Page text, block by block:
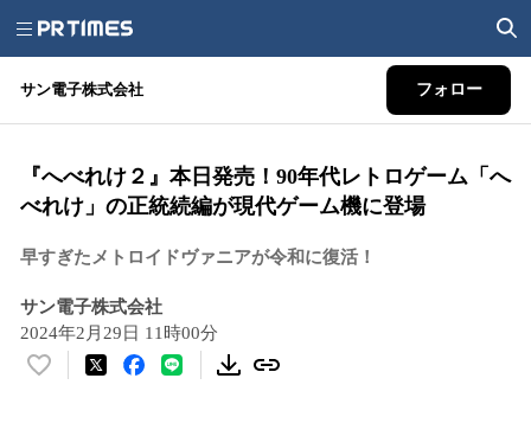
サン電子株式会社 フォロー
『へべれけ２』本日発売！90年代レトロゲーム「へ
べれけ」の正統続編が現代ゲーム機に登場
早すぎたメトロイドヴァニアが令和に復活！
サン電子株式会社
2024年2月29日 11時00分
い